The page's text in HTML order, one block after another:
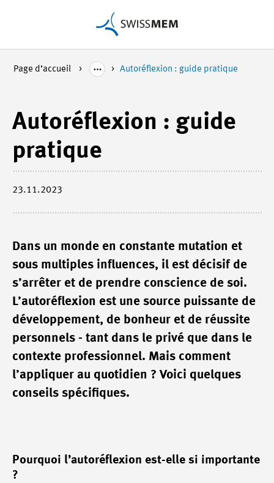
Page d’accueil Autoréflexion : guide pratique
Autoréflexion : guide
pratique
23.11.2023
Dans un monde en constante mutation et
sous multiples influences, il est décisif de
s’arrêter et de prendre conscience de soi.
L’autoréflexion est une source puissante de
développement, de bonheur et de réussite
personnels - tant dans le privé que dans le
contexte professionnel. Mais comment
l’appliquer au quotidien ? Voici quelques
conseils spécifiques.
Pourquoi l’autoréflexion est-elle si importante
?